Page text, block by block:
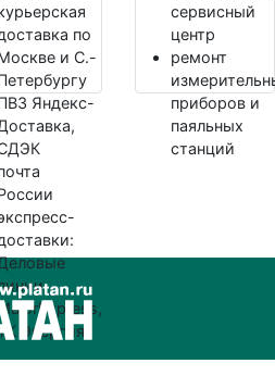
по
и С.-
Яндекс-
Энергия
сервисный
центр
ремонт
приборов и
паяльных
станций